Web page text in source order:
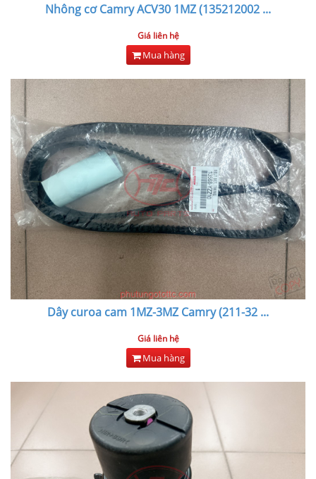
Nhông cơ Camry ACV30 1MZ (135212002 ...
Giá liên hệ
Mua hàng
Dây curoa cam 1MZ-3MZ Camry (211-32 ...
Giá liên hệ
Mua hàng